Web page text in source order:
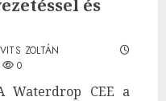
és
ZOLTÁN
0
Waterdrop CEE a